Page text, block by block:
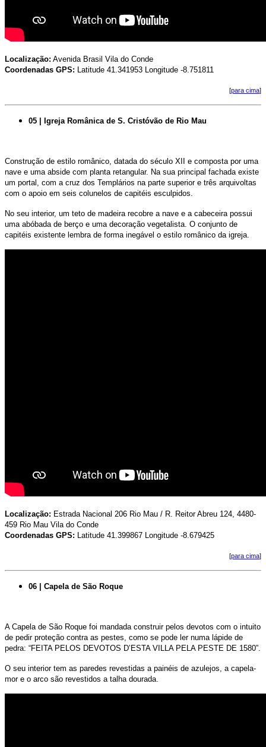
Localização: Avenida Brasil Vila do Conde
Coordenadas GPS: Latitude 41.341953 Longitude -8.751811
[para cima]
05 | Igreja Românica de S. Cristóvão de Rio Mau
Construção de estilo românico, datada do século XII e composta por uma
nave e uma abside com planta retangular. Na sua principal fachada existe
um portal, com a cruz dos Templários na parte superior e três arquivoltas
com o apoio em seis colunelos de capitéis esculpidos.
No seu interior, um teto de madeira recobre a nave e a cabeceira possui
uma abóbada de berço e uma decoração vegetalista. O conjunto de
capitéis existente lembra de forma inegável o estilo românico da igreja.
Localização: Estrada Nacional 206 Rio Mau / R. Reitor Abreu 124, 4480-
459 Rio Mau Vila do Conde
Coordenadas GPS: Latitude 41.399867 Longitude -8.679425
[para cima]
06 | Capela de São Roque
A Capela de São Roque foi mandada construir pelos devotos com o intuito
de pedir proteção contra as pestes, como se pode ler numa lápide de
pedra: “FEITA PELOS DEVOTOS D’ESTA VILLA PELA PESTE DE 1580”.
O seu interior tem as paredes revestidas a painéis de azulejos, a capela-
mor e o arco são revestidos a talha dourada.